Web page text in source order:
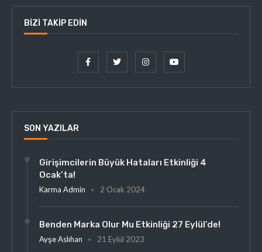
BIZI TAKIP EDIN
SON YAZILAR
Girişimcilerin Büyük Hataları Etkinliği 4
Ocak’ta!
Karma Admin 2 Ocak 2024
Benden Marka Olur Mu Etkinliği 27 Eylül’de!
Ayşe Aslıhan 21 Eylül 2023